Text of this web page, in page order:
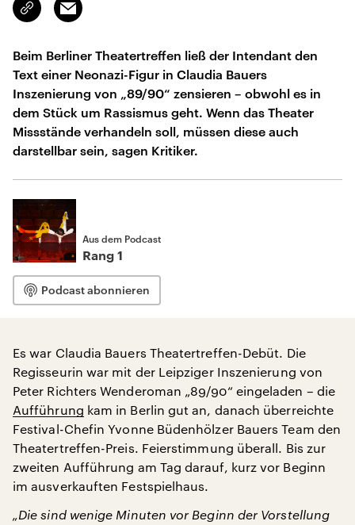
kopieren/teilen
Beim Berliner Theatertreffen ließ der Intendant den
Text einer Neonazi-Figur in Claudia Bauers
Inszenierung von „89/90“ zensieren – obwohl es in
dem Stück um Rassismus geht. Wenn das Theater
Missstände verhandeln soll, müssen diese auch
darstellbar sein, sagen Kritiker.
Aus dem Podcast
Rang 1
Podcast abonnieren
Es war Claudia Bauers Theatertreffen-Debüt. Die
Regisseurin war mit der Leipziger Inszenierung von
Peter Richters Wenderoman „89/90“ eingeladen – die
Aufführung kam in Berlin gut an, danach überreichte
Festival-Chefin Yvonne Büdenhölzer Bauers Team den
Theatertreffen-Preis. Feierstimmung überall. Bis zur
zweiten Aufführung am Tag darauf, kurz vor Beginn
im ausverkauften Festspielhaus.
„Die sind wenige Minuten vor Beginn der Vorstellung